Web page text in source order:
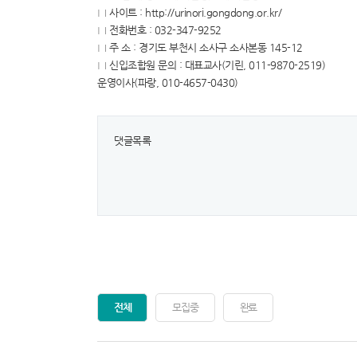
□ 사이트 : http://urinori.gongdong.or.kr/
□ 전화번호 : 032-347-9252
□ 주 소 : 경기도 부천시 소사구 소사본동 145-12
□ 신입조합원 문의 : 대표교사(기린, 011-9870-2519)
운영이사(파랑, 010-4657-0430)
댓글목록
전체 모집중 완료